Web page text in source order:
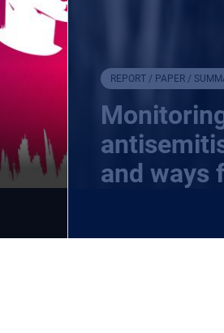
REPORT / PAPER /
and ways